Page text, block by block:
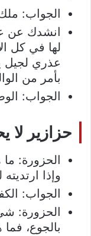
الجواب:
انشدك عن
لها في كل
عذري لجيل
بأمر من
الجواب:
حزازير لا
الحزورة: ما
وإذا
الجواب:
الحزورة:
بالجوع، فما